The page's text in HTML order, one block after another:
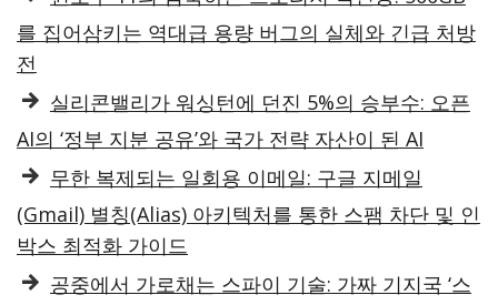
를 집어삼키는 역대급 용량 버그의 실체와 긴급 처방
전
실리콘밸리가 워싱턴에 던진 5%의 승부수: 오픈
AI의 ‘정부 지분 공유’와 국가 전략 자산이 된 AI
무한 복제되는 일회용 이메일: 구글 지메일
(Gmail) 별칭(Alias) 아키텍처를 통한 스팸 차단 및 인
박스 최적화 가이드
공중에서 가로채는 스파이 기술: 가짜 기지국 ‘스